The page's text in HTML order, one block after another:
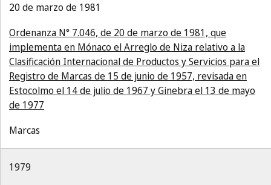
20 de marzo de 1981
Ordenanza N° 7.046, de 20 de marzo de 1981, que
implementa en Mónaco el Arreglo de Niza relativo a la
Clasificación Internacional de Productos y Servicios para el
Registro de Marcas de 15 de junio de 1957, revisada en
Estocolmo el 14 de julio de 1967 y Ginebra el 13 de mayo
de 1977
Marcas
1979